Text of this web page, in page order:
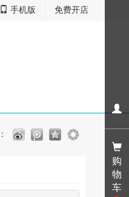
手机版 免费开店
购
物
车